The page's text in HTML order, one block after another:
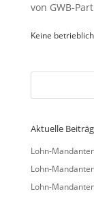
von GWB-
Keine
Aktuelle
Lohn-
Lohn-
Lohn-